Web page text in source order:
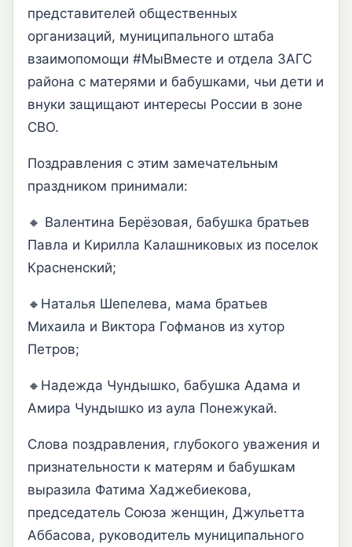
представителей общественных
организаций, муниципального штаба
взаимопомощи #МыВместе и отдела ЗАГС
района с матерями и бабушками, чьи дети и
внуки защищают интересы России в зоне
СВО.
Поздравления с этим замечательным
праздником принимали:
🔸 Валентина Берёзовая, бабушка братьев
Павла и Кирилла Калашниковых из поселок
Красненский;
🔸Наталья Шепелева, мама братьев
Михаила и Виктора Гофманов из хутор
Петров;
🔸Надежда Чундышко, бабушка Адама и
Амира Чундышко из аула Понежукай.
Слова поздравления, глубокого уважения и
признательности к матерям и бабушкам
выразила Фатима Хаджебиекова,
председатель Союза женщин, Джульетта
Аббасова, руководитель муниципального